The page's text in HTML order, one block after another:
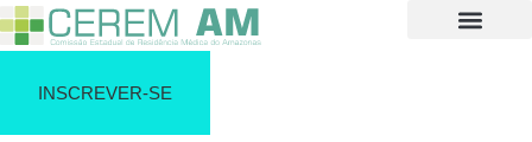
INSCREVER-SE